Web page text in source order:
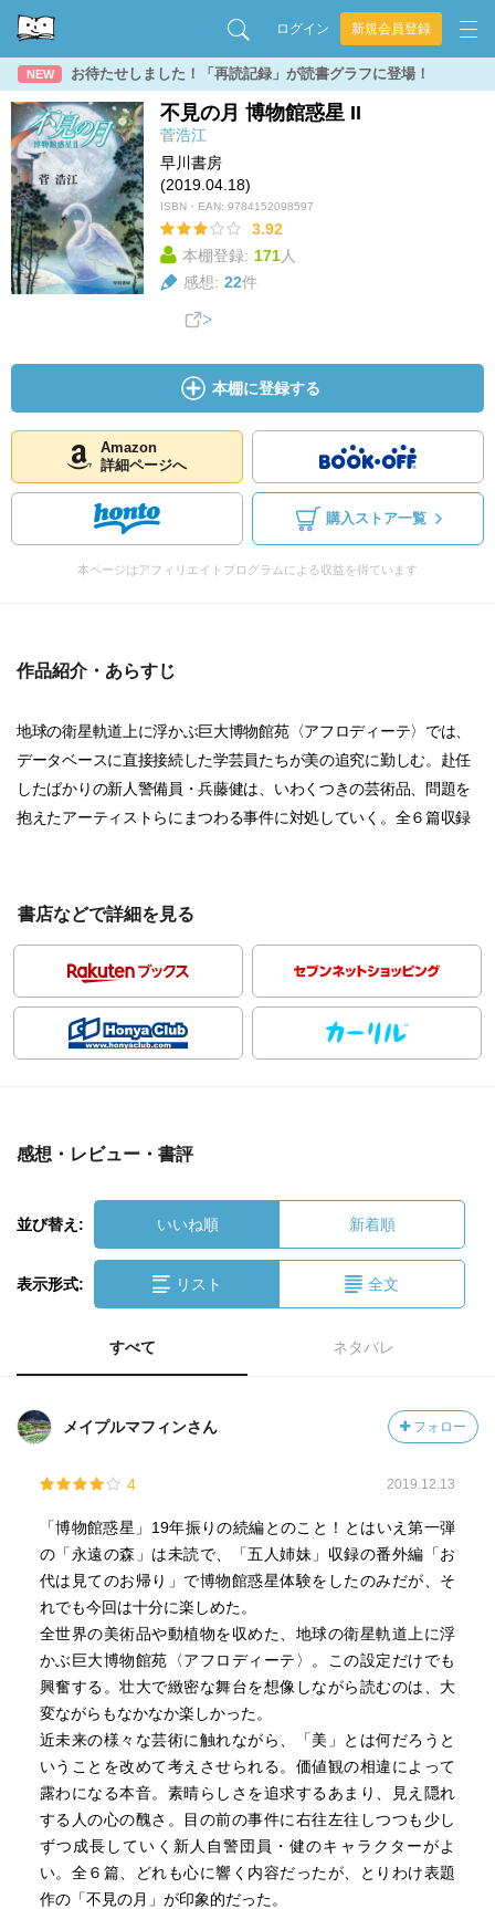
ログイン 新規会員登録
NEW お待たせしました！「再読記録」が読書グラフに登場！
不見の月 博物館惑星 II
菅浩江
早川書房
(2019.04.18)
ISBN・EAN: 9784152098597
3.92
本棚登録: 171人
感想: 22件
本棚に登録する
Amazon
詳細ページへ
購入ストア一覧
本ページはアフィリエイトプログラムによる収益を得ています
作品紹介・あらすじ
地球の衛星軌道上に浮かぶ巨大博物館苑〈アフロディーテ〉では、
データベースに直接接続した学芸員たちが美の追究に勤しむ。赴任
したばかりの新人警備員・兵藤健は、いわくつきの芸術品、問題を
抱えたアーティストらにまつわる事件に対処していく。全６篇収録
書店などで詳細を見る
感想・レビュー・書評
並び替え: いいね順 新着順
表示形式: リスト 全文
すべて ネタバレ
メイプルマフィンさん フォロー
4 2019.12.13
「博物館惑星」19年振りの続編とのこと！とはいえ第一弾
の「永遠の森」は未読で、「五人姉妹」収録の番外編「お
代は見てのお帰り」で博物館惑星体験をしたのみだが、そ
れでも今回は十分に楽しめた。
全世界の美術品や動植物を収めた、地球の衛星軌道上に浮
かぶ巨大博物館苑〈アフロディーテ〉。この設定だけでも
興奮する。壮大で緻密な舞台を想像しながら読むのは、大
変ながらもなかなか楽しかった。
近未来の様々な芸術に触れながら、「美」とは何だろうと
いうことを改めて考えさせられる。価値観の相違によって
露わになる本音。素晴らしさを追求するあまり、見え隠れ
する人の心の醜さ。目の前の事件に右往左往しつつも少し
ずつ成長していく新人自警団員・健のキャラクターがよ
い。全６篇、どれも心に響く内容だったが、とりわけ表題
作の「不見の月」が印象的だった。